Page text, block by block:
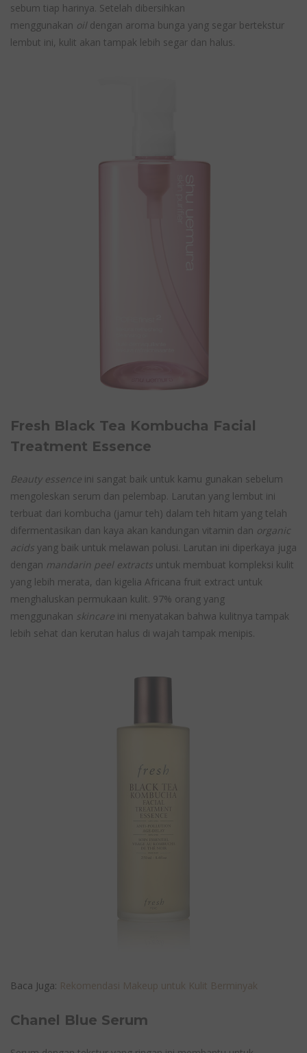
sebum tiap harinya. Setelah dibersihkan
menggunakan oildengan aroma bunga yang segar bertekstur
lembut ini, kulit akan tampak lebih segar dan halus.
Fresh Black Tea Kombucha Facial
Treatment Essence
Beauty essence ini sangat baik untuk kamu gunakan sebelum
mengoleskan serum dan pelembap. Larutan yang lembut ini
terbuat dari kombucha (jamur teh) dalam teh hitam yang telah
difermentasikan dan kaya akan kandungan vitamin dan organic
acids yang baik untuk melawan polusi. Larutan ini diperkaya juga
dengan mandarin peel extracts untuk membuat kompleksi kulit
yang lebih merata, dan kigelia Africana fruit extract untuk
menghaluskan permukaan kulit. 97% orang yang
menggunakan skincare ini menyatakan bahwa kulitnya tampak
lebih sehat dan kerutan halus di wajah tampak menipis.
Baca Juga: Rekomendasi Makeup untuk Kulit Berminyak
Chanel Blue Serum